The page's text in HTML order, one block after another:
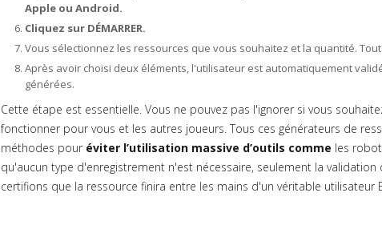
Apple ou Android.
Cliquez sur DÉMARRER.
Vous sélectionnez les ressources que vous souhaitez et la quantité.
Après avoir choisi deux éléments, l'utilisateur est automatiquement
générées.
Cette étape est essentielle. Vous ne pouvez pas l'ignorer si vous
fonctionner pour vous et les autres joueurs. Tous ces générateurs de
méthodes pour éviter l’utilisation massive d’outils comme les
qu'aucun type d'enregistrement n'est nécessaire, seulement la validation
certifions que la ressource finira entre les mains d'un véritable utilisateur